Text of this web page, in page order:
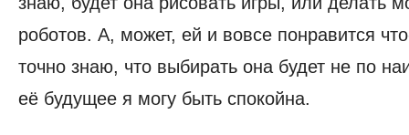
роботов. А, может, ей и вовсе понравится
точно знаю, что выбирать она будет не по
её будущее я могу быть спокойна.